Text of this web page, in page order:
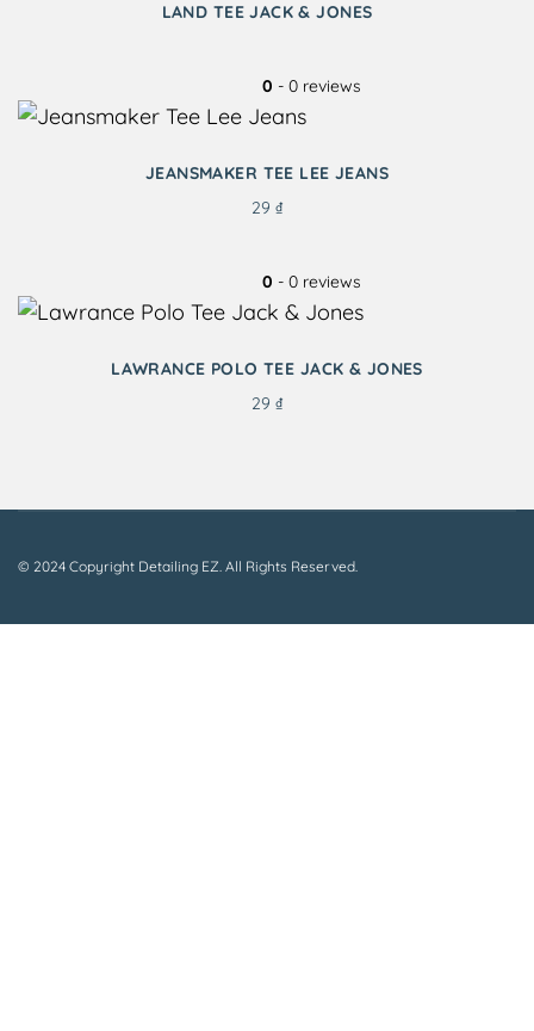
LAND TEE JACK & JONES
0 - 0 reviews
JEANSMAKER TEE LEE JEANS
29 ₫
0 - 0 reviews
LAWRANCE POLO TEE JACK & JONES
29 ₫
© 2024 Copyright Detailing EZ. All Rights Reserved.